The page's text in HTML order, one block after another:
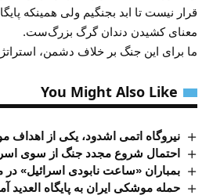
قرار نیست تا ابد بجنگیم ولی همینکه
معنای کشیدن دندان گرگ بزرگ‌ست.
ما برای این جنگ بر خلاف دشمن،
You Might Also Like
نیروگاه اتمی اشدود، یکی از اهداف
احتمال شروع مجدد جنگ از سوی
بمباران «ساعت نابودی اسرائیل»
حمله موشکی ایران به پایگاه العدید